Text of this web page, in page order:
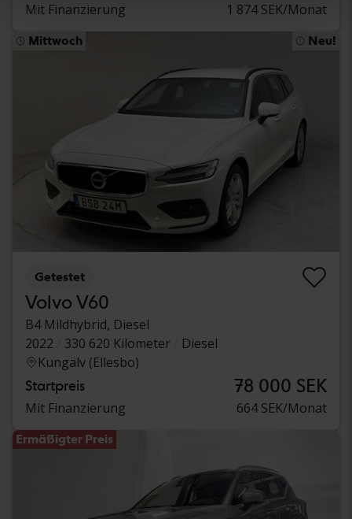
Mit Finanzierung 1 874 SEK/Monat
Mittwoch Neu!
Getestet
Volvo V60
B4 Mildhybrid, Diesel
2022
330 620 Kilometer
Diesel
Kungälv (Ellesbo)
Startpreis 78 000 SEK
Mit Finanzierung 664 SEK/Monat
Ermäßigter Preis